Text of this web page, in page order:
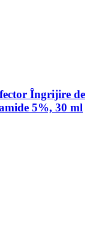
Îngrijire de
5%, 30 ml